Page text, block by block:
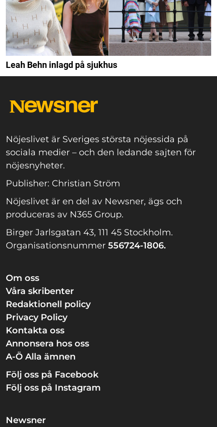
Leah Behn inlagd på sjukhus
Nöjeslivet är Sveriges största nöjessida på
sociala medier – och den ledande sajten för
nöjesnyheter.
Publisher: Christian Ström
Nöjeslivet är en del av Newsner, ägs och
produceras av N365 Group.
Birger Jarlsgatan 43, 111 45 Stockholm.
Organisationsnummer 556724-1806.
Om oss
Våra skribenter
Redaktionell policy
Privacy Policy
Kontakta oss
Annonsera hos oss
A-Ö Alla ämnen
Följ oss på Facebook
Följ oss på Instagram
Newsner